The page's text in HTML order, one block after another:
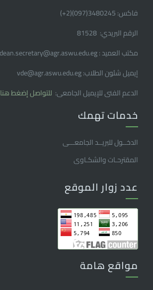
فاكس: 3480245(097)(2
+
)
الرقم البريدي: 81528
مكتب العميد : dean.secretary@agr.aswu.edu.eg
إيميل شئون الطلاب: vde@agr.aswu.edu.eg
الدعم الفنى للإيميل الجامعى: للتواصل إضغط هنا
خدمات تهمك
الدخــول للبريــد الجامعـــى
المقترحـات والشكـاوى
عدد زوار الموقع
مواقع هامة